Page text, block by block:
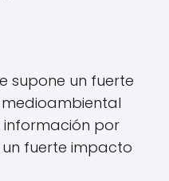
supone un fuerte
información por
un fuerte impacto